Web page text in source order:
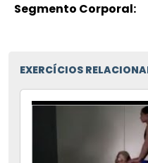
Segmento Corporal:
EXERCÍCIOS